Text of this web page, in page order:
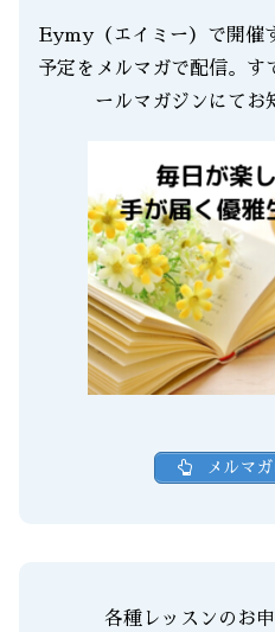
Eymy（エイミー）で開催
予定をメルマガで配信。す
ールマガジンにてお
メルマ
各種レッスンのお